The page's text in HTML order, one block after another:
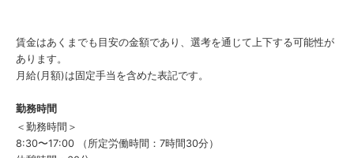
賃金はあくまでも目安の金額であり、選考を通じて上下する可能性が
あります。
月給(月額)は固定手当を含めた表記です。
勤務時間
＜勤務時間＞
8:30〜17:00 （所定労働時間：7時間30分）